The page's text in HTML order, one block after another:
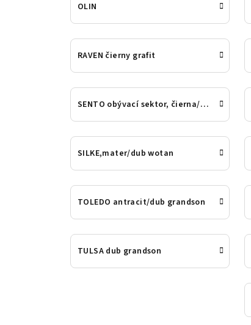
OLIN
RAVEN čierny grafit
SENTO obývací sektor, čierna/dub
SILKE,mater/dub wotan
TOLEDO antracit/dub grandson
TULSA dub grandson